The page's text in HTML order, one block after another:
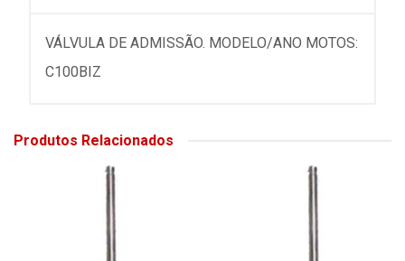
VÁLVULA DE ADMISSÃO. MODELO/ANO MOTOS:
C100BIZ
Produtos Relacionados